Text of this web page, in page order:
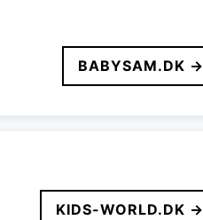
BABYSAM.DK →
KIDS-WORLD.DK →